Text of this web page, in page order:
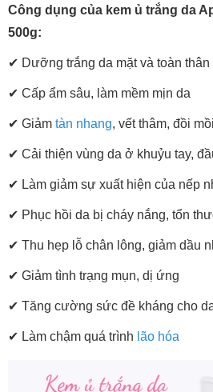
Công dụng của kem ủ trắng da
500g:
✔ Dưỡng trắng da mặt và toàn thân
✔ Cấp ẩm sâu, làm mềm mịn da
✔ Giảm tàn nhang, vết thâm, đồi
✔ Cải thiện vùng da ở khuỷu tay,
✔ Làm giảm sự xuất hiện của nếp
✔ Phục hồi da bị cháy nắng, tổn
✔ Thu hẹp lỗ chân lông, giảm dầu
✔ Giảm tình trạng mụn, dị ứng
✔ Tăng cường sức đề kháng cho
✔ Làm chậm quá trình lão hóa